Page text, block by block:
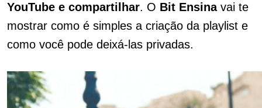
YouTube e compartilhar. O Bit Ensina vai te
mostrar como é simples a criação da playlist e
como você pode deixá-las privadas.